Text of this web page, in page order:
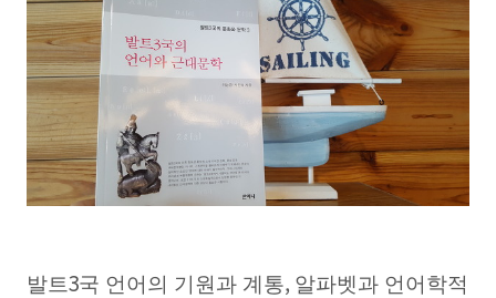
발트3국 언어의 기원과 계통, 알파벳과 언어학적